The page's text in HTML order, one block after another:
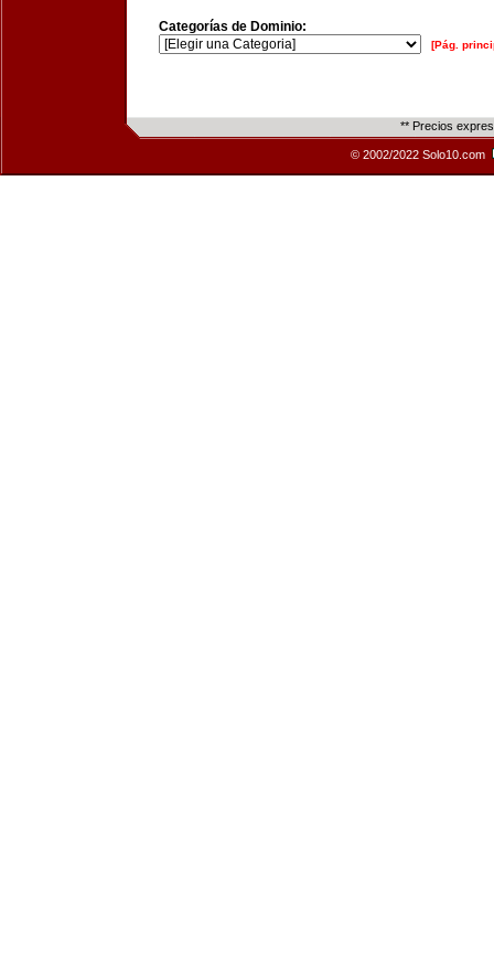
Categorías de Dominio:
[Pág.
** Precios
© 2002/2022 Solo10.com